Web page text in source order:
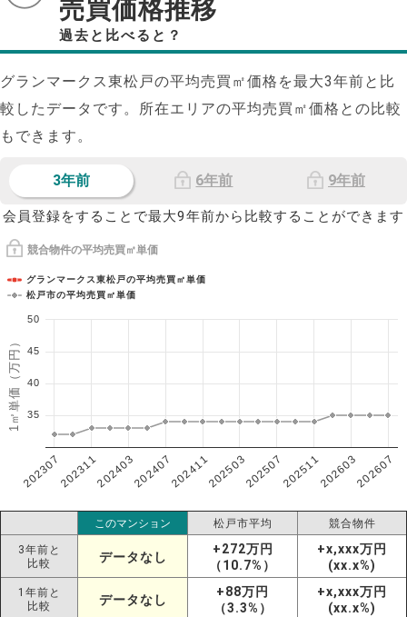
売買価格推移
過去と比べると？
グランマークス東松戸の平均売買㎡価格を最大3年前と比
較したデータです。所在エリアの平均売買㎡価格との比較
もできます。
3年前 6年前 9年前
会員登録をすることで最大9年前から比較することができます
競合物件の平均売買㎡単価
1㎡単価（万円）
グランマークス東松戸の平均売買㎡単価
松戸市の平均売買㎡単価
202307202311202403202407202411202503202507202511202603202607
35
40
45
50
このマンション 松戸市平均 競合物件
3年前と
比較
データなし
+272万円
（10.7%）
+x,xxx万円
(xx.x%)
1年前と
比較
データなし
+88万円
（3.3%）
+x,xxx万円
(xx.x%)